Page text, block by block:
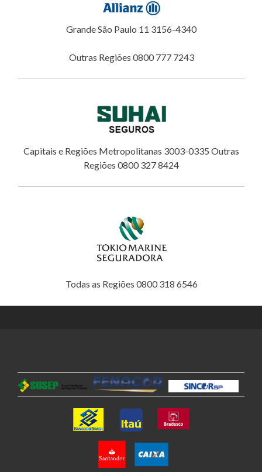
Grande São Paulo 11 3156-4340
Outras Regiões 0800 777 7243
Capitais e Regiões Metropolitanas 3003-0335 Outras
Regiões 0800 327 8424
Todas as Regiões 0800 318 6546